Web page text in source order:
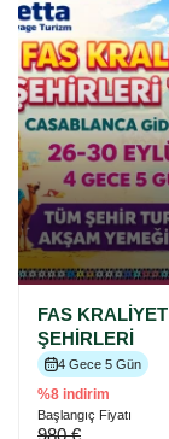
FAS KRALİYET
ŞEHİRLERİ
4 Gece 5 Gün
%8 indirim
Başlangıç Fiyatı